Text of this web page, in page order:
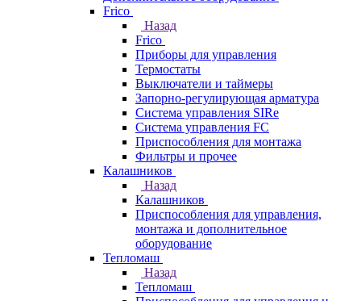
Frico
Назад
Frico
Приборы для управления
Термостаты
Выключатели и таймеры
Запорно-регулирующая арматура
Система управления SIRe
Система управления FC
Приспособления для монтажа
Фильтры и прочее
Калашников
Назад
Калашников
Приспособления для управления,
монтажа и дополнительное
оборудование
Тепломаш
Назад
Тепломаш